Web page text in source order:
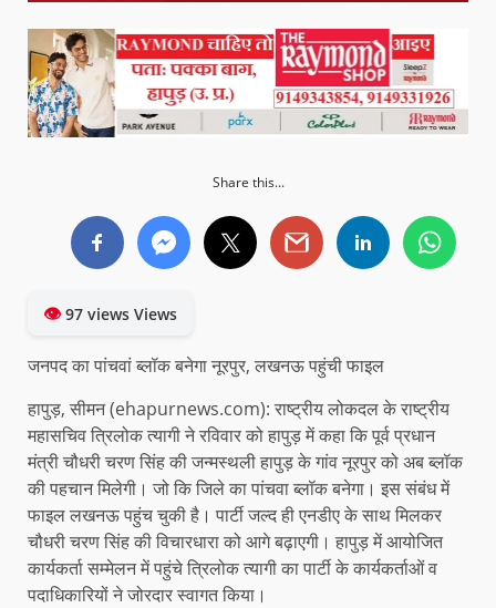
Share this...
👁97 views Views
जनपद का पांचवां ब्लॉक बनेगा नूरपुर, लखनऊ पहुंची फाइल
हापुड़, सीमन (ehapurnews.com): राष्ट्रीय लोकदल के राष्ट्रीय
महासचिव त्रिलोक त्यागी ने रविवार को हापुड़ में कहा कि पूर्व प्रधान
मंत्री चौधरी चरण सिंह की जन्मस्थली हापुड़ के गांव नूरपुर को अब ब्लॉक
की पहचान मिलेगी। जो कि जिले का पांचवा ब्लॉक बनेगा। इस संबंध में
फाइल लखनऊ पहुंच चुकी है। पार्टी जल्द ही एनडीए के साथ मिलकर
चौधरी चरण सिंह की विचारधारा को आगे बढ़ाएगी। हापुड़ में आयोजित
कार्यकर्ता सम्मेलन में पहुंचे त्रिलोक त्यागी का पार्टी के कार्यकर्ताओं व
पदाधिकारियों ने जोरदार स्वागत किया।